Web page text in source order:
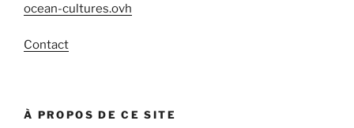
ocean-cultures.ovh
Contact
À PROPOS DE CE SITE